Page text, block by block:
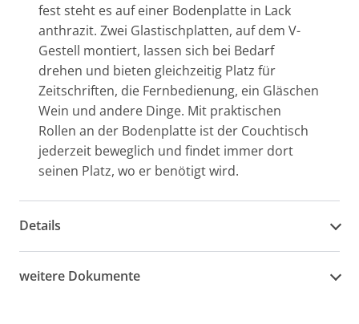
fest steht es auf einer Bodenplatte in Lack
anthrazit. Zwei Glastischplatten, auf dem V-
Gestell montiert, lassen sich bei Bedarf
drehen und bieten gleichzeitig Platz für
Zeitschriften, die Fernbedienung, ein Gläschen
Wein und andere Dinge. Mit praktischen
Rollen an der Bodenplatte ist der Couchtisch
jederzeit beweglich und findet immer dort
seinen Platz, wo er benötigt wird.
Details
weitere Dokumente